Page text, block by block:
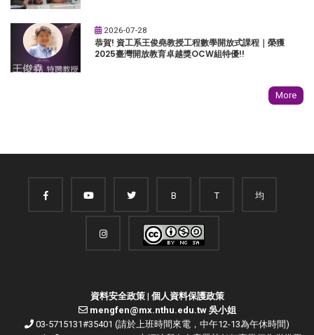
2026-07-28
恭賀! 資工系王俊堯教授工程數學開放式課程｜榮獲
2025臺灣開放教育卓越獎OCW組特優!!
More
B T 均
資料安全政策| 個人資料保護政策
mengfen@mx.nthu.edu.tw 吳小姐
03-5715131#35401 (請於上班時間來電，中午12-13為午休時間)